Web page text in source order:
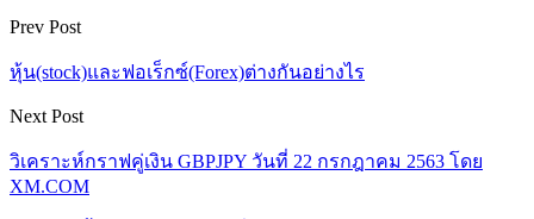
Prev Post
หุ้น(stock)และฟอเร็กซ์(Forex)ต่างกันอย่างไร
Next Post
วิเคราะห์กราฟคู่เงิน GBPJPY วันที่ 22 กรกฎาคม 2563 โดย
XM.COM